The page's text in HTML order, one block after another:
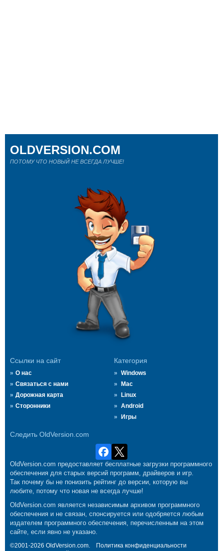
Ссылки на сайт
О нас
Связаться с нами
Дорожная карта
Сторонники
Категория
Windows
Mac
Linux
Android
Игры
Следить OldVersion.com
OLDVERSION.COM
ПОТОМУ ЧТО НОВЫЙ НЕ ВСЕГДА ЛУЧШЕ!
OldVersion.com предоставляет бесплатные загрузки программного
обеспечения для старых версий программ, драйверов и игр.
Так почему бы не понизить рейтинг до версии, которую вы
любите, потому что новая не всегда лучше!
OldVersion.com является независимым архивом программного
обеспечения и не связан, спонсируется или одобряется любым
издателем программного обеспечения, перечисленным на этом
сайте, если явно не указано.
©2001-2026 OldVersion.com.
Политика конфиденциальности